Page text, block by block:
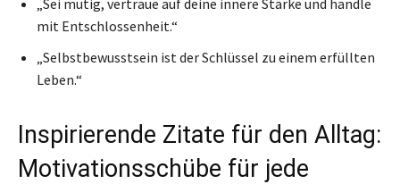
mit Entschlossenheit.“
„Selbstbewusstsein ist der Schlüssel zu einem erfüllten
Leben.“
Inspirierende Zitate für den Alltag:
Motivationsschübe für jede